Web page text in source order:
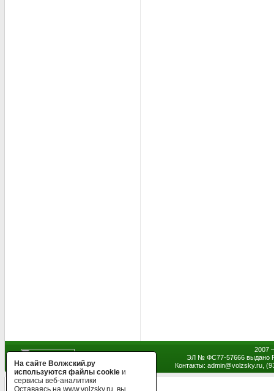
2007
ЭЛ № ФС77-57666 выдано
Контакты: admin@volzsky.ru,
На сайте Волжский.ру
используются файлы cookie и
сервисы веб-аналитики
Оставаясь на www.volzsky.ru, вы